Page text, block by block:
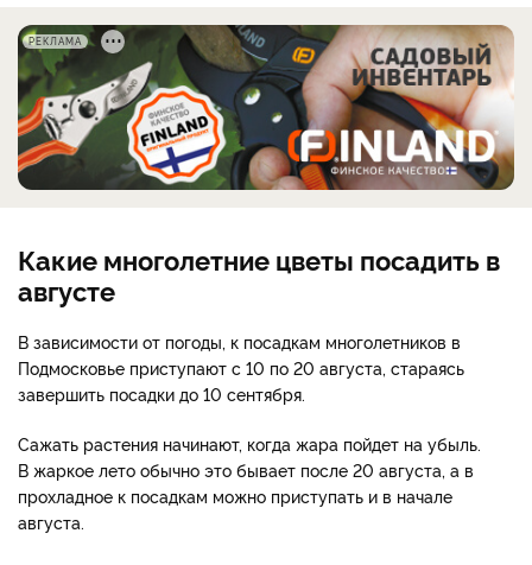
РЕКЛАМА
Какие многолетние цветы посадить в
августе
В зависимости от погоды, к посадкам многолетников в
Подмосковье приступают с 10 по 20 августа, стараясь
завершить посадки до 10 сентября.
Сажать растения начинают, когда жара пойдет на убыль.
В жаркое лето обычно это бывает после 20 августа, а в
прохладное к посадкам можно приступать и в начале
августа.